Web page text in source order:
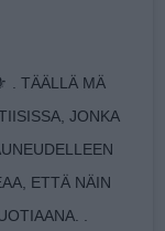
. TÄÄLLÄ MÄ
JONKA
ETTÄ NÄIN
.